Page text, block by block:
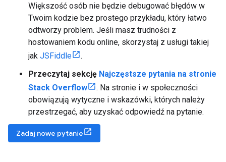
Większość osób nie będzie debugować błędów w
Twoim kodzie bez prostego przykładu, który łatwo
odtworzy problem. Jeśli masz trudności z
hostowaniem kodu online, skorzystaj z usługi takiej
jak JSFiddle
.
Przeczytaj sekcję Najczęstsze pytania na stronie
Stack Overflow
. Na stronie i w społeczności
obowiązują wytyczne i wskazówki, których należy
przestrzegać, aby uzyskać odpowiedź na pytanie.
Zadaj nowe pytanie